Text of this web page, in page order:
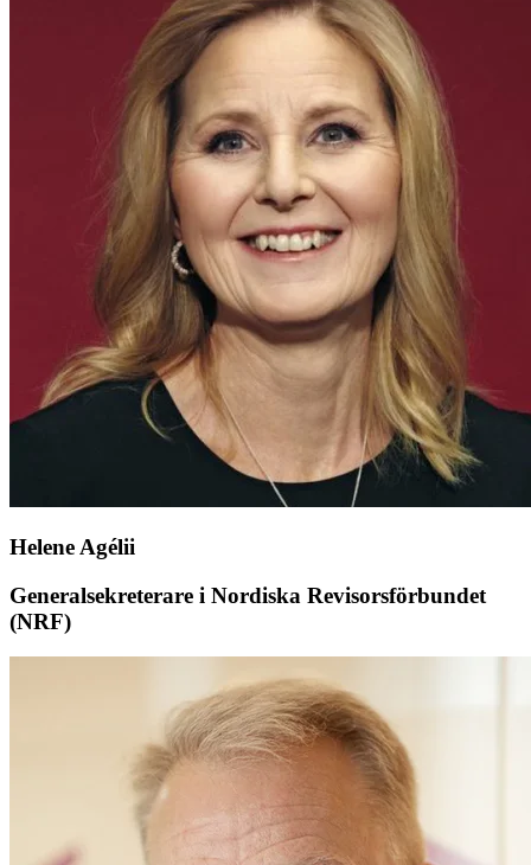
Helene Agélii
Generalsekreterare i Nordiska Revisorsförbundet
(NRF)